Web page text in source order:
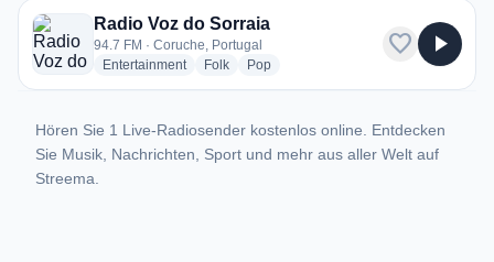
1 Radiosender aus Coruche
Radio Voz do Sorraia
94.7 FM · Coruche, Portugal
Entertainmentradio stations
Folkradio stations
Popradio stations
favorite play_arrow
Hören Sie 1 Live-Radiosender kostenlos online. Entdecken
Sie Musik, Nachrichten, Sport und mehr aus aller Welt auf
Streema.